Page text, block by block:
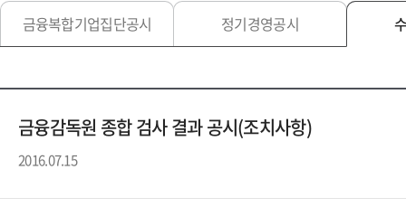
금융복합기업집단공시 정기경영공시
금융감독원 종합 검사 결과 공시(조치사항)
2016.07.15